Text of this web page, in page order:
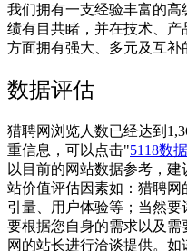
我们拥有一支经验丰富的
绩有目共睹，并在技术、
方面拥有强大、多元及互补
数据评估
猎聘网浏览人数已经达到
重信息，可以点击"5118数据
以目前的网站数据参考，
站价值评估因素如：猎聘
引量、用户体验等；当然
要根据您自身的需求以及
网的站长进行洽谈提供。如